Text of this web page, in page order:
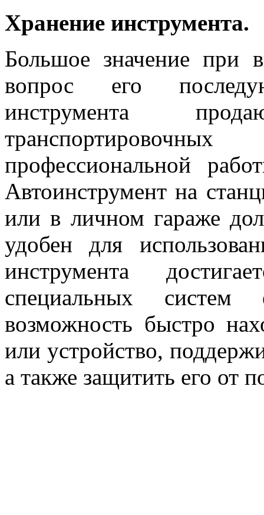
Хранение инструмента.
Большое значение при
вопрос его
инструмента
профессиональной
Автоинструмент на
или в личном гараже
удобен для
инструмента
специальных
возможность быстро
или устройство,
а также защитить его от